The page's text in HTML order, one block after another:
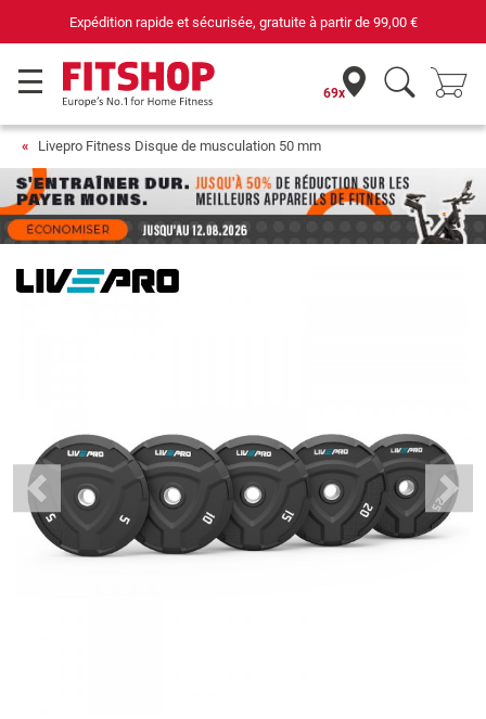
Expédition rapide et sécurisée, gratuite à partir de 99,00 €
69x
Livepro Fitness Disque de musculation 50 mm
Previous Next